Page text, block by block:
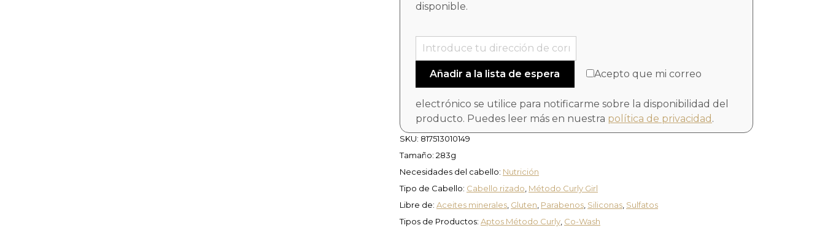
disponible.
Acepto que mi correo
electrónico se utilice para notificarme sobre la disponibilidad del
producto. Puedes leer más en nuestra política de privacidad .
SKU: 817513010149
Tamaño: 283g
Necesidades del cabello: Nutrición
Tipo de Cabello: Cabello rizado Método Curly Girl
Libre de: Aceites minerales Gluten Parabenos Siliconas Sulfatos
Tipos de Productos: Aptos Método Curly Co-Wash